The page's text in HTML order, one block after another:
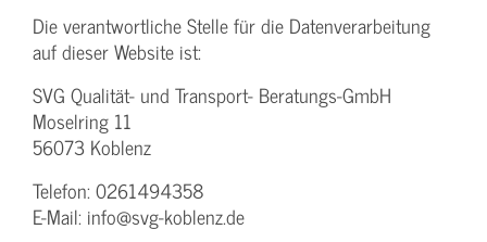
Die verantwortliche Stelle für die Datenverarbeitung
auf dieser Website ist:
SVG Qualität- und Transport- Beratungs-GmbH
Moselring 11
56073 Koblenz
Telefon: 0261494358
E-Mail: info@svg-koblenz.de